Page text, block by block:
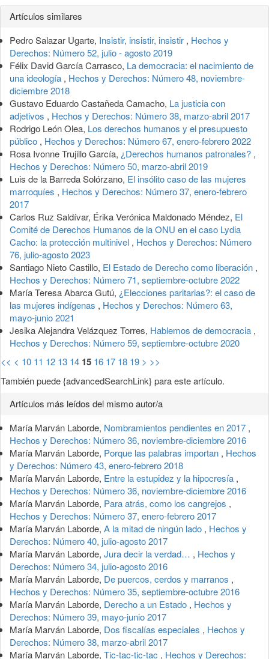
Detalles
del
artículo
Artículos similares
Pedro Salazar Ugarte, Insistir, insistir, insistir , Hechos y
Derechos: Número 52, julio - agosto 2019
Félix David García Carrasco, La democracia: el nacimiento de
una ideología , Hechos y Derechos: Número 48, noviembre-
diciembre 2018
Gustavo Eduardo Castañeda Camacho, La justicia con
adjetivos , Hechos y Derechos: Número 38, marzo-abril 2017
Rodrigo León Olea, Los derechos humanos y el presupuesto
público , Hechos y Derechos: Número 67, enero-febrero 2022
Rosa Ivonne Trujillo García, ¿Derechos humanos patronales? ,
Hechos y Derechos: Número 50, marzo-abril 2019
Luis de la Barreda Solórzano, El insólito caso de las mujeres
marroquíes , Hechos y Derechos: Número 37, enero-febrero
2017
Carlos Ruz Saldívar, Érika Verónica Maldonado Méndez, El
Comité de Derechos Humanos de la ONU en el caso Lydia
Cacho: la protección multinivel , Hechos y Derechos: Número
76, julio-agosto 2023
Santiago Nieto Castillo, El Estado de Derecho como liberación ,
Hechos y Derechos: Número 71, septiembre-octubre 2022
María Teresa Abarca Gutú, ¿Elecciones paritarias?: el caso de
las mujeres indígenas , Hechos y Derechos: Número 63,
mayo-junio 2021
Jesika Alejandra Velázquez Torres, Hablemos de democracia ,
Hechos y Derechos: Número 59, septiembre-octubre 2020
<< < 10 11 12 13 14 15 16 17 18 19 > >>
También puede {advancedSearchLink} para este artículo.
Artículos más leídos del mismo autor/a
María Marván Laborde, Nombramientos pendientes en 2017 ,
Hechos y Derechos: Número 36, noviembre-diciembre 2016
María Marván Laborde, Porque las palabras importan , Hechos
y Derechos: Número 43, enero-febrero 2018
María Marván Laborde, Entre la estupidez y la hipocresía ,
Hechos y Derechos: Número 36, noviembre-diciembre 2016
María Marván Laborde, Para atrás, como los cangrejos ,
Hechos y Derechos: Número 37, enero-febrero 2017
María Marván Laborde, A la mitad de ningún lado , Hechos y
Derechos: Número 40, julio-agosto 2017
María Marván Laborde, Jura decir la verdad… , Hechos y
Derechos: Número 34, julio-agosto 2016
María Marván Laborde, De puercos, cerdos y marranos ,
Hechos y Derechos: Número 35, septiembre-octubre 2016
María Marván Laborde, Derecho a un Estado , Hechos y
Derechos: Número 39, mayo-junio 2017
María Marván Laborde, Dos fiscalías especiales , Hechos y
Derechos: Número 38, marzo-abril 2017
María Marván Laborde, Tic-tac-tic-tac , Hechos y Derechos: